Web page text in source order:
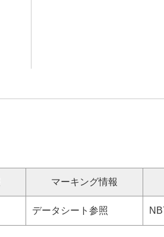
マーキング情報
データシート参照